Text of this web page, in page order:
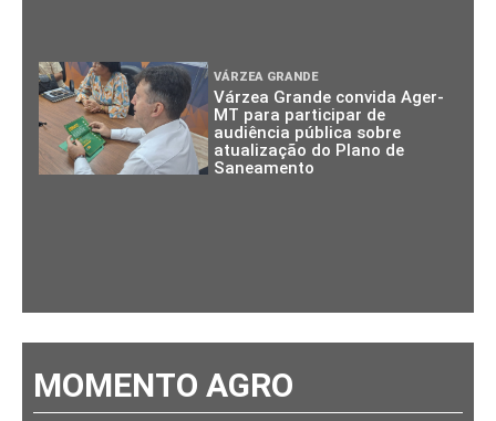
VÁRZEA GRANDE
Várzea Grande convida Ager-
MT para participar de
audiência pública sobre
atualização do Plano de
Saneamento
MOMENTO AGRO